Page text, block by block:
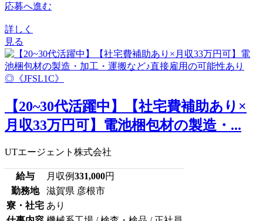
応募へ進む
詳しく
見る
【20~30代活躍中】【社宅費補助あり×
月収33万円可】電池梱包材の製造・...
UTエージェント株式会社
給与 月収例331,000円
勤務地
滋賀県 彦根市
寮・社宅 あり